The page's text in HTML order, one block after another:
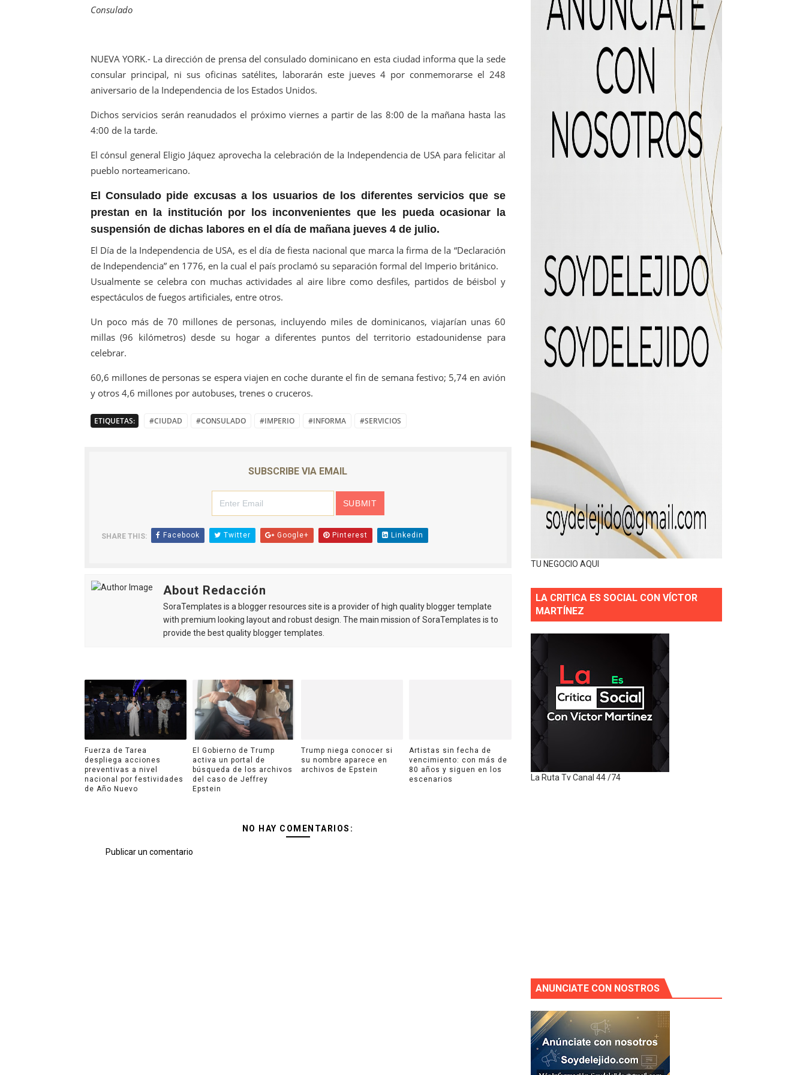
Nuevo Código Penal entra en vigor en República Dominicana
NY: Ultiman a puñaladas a un dominicano en Long Island
Incendio en tren de Manhattan deja 12 heridos
Consulado
NUEVA YORK.- La dirección de prensa del consulado dominicano en esta ciudad informa que la sede
consular principal, ni sus oficinas satélites, laborarán este jueves 4 por conmemorarse el 248
aniversario de la Independencia de los Estados Unidos.
Dichos servicios serán reanudados el próximo viernes a partir de las 8:00 de la mañana hasta las
4:00 de la tarde.
El cónsul general Eligio Jáquez aprovecha la celebración de la Independencia de USA para felicitar al
pueblo norteamericano.
El Consulado pide excusas a los usuarios de los diferentes servicios que se
prestan en la institución por los inconvenientes que les pueda ocasionar la
suspensión de dichas labores en el día de mañana jueves 4 de julio.
El Día de la Independencia de USA, es el día de fiesta nacional que marca la firma de la “Declaración
de Independencia” en 1776, en la cual el país proclamó su separación formal del Imperio británico.
Usualmente se celebra con muchas actividades al aire libre como desfiles, partidos de béisbol y
espectáculos de fuegos artificiales, entre otros.
Un poco más de 70 millones de personas, incluyendo miles de dominicanos, viajarían unas 60
millas (96 kilómetros) desde su hogar a diferentes puntos del territorio estadounidense para
celebrar.
60,6 millones de personas se espera viajen en coche durante el fin de semana festivo; 5,74 en avión
y otros 4,6 millones por autobuses, trenes o cruceros.
ETIQUETAS: #CIUDAD #CONSULADO #IMPERIO #INFORMA #SERVICIOS
SUBSCRIBE VIA EMAIL
SHARE THIS: Facebook Twitter Google+ Pinterest Linkedin
About Redacción
SoraTemplates is a blogger resources site is a provider of high quality blogger template
with premium looking layout and robust design. The main mission of SoraTemplates is to
provide the best quality blogger templates.
Fuerza de Tarea
despliega acciones
preventivas a nivel
nacional por festividades
de Año Nuevo
El Gobierno de Trump
activa un portal de
búsqueda de los archivos
del caso de Jeffrey
Epstein
Trump niega conocer si
su nombre aparece en
archivos de Epstein
Artistas sin fecha de
vencimiento: con más de
80 años y siguen en los
escenarios
NO HAY COMENTARIOS:
Publicar un comentario
TU NEGOCIO AQUI
LA CRITICA ES SOCIAL CON VÍCTOR
MARTÍNEZ
La Ruta Tv Canal 44 /74
ANUNCIATE CON NOSTROS